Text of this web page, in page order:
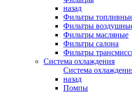
назад
Фильтры
Фильтры
Фильтры масляные
Фильтры салона
Фильтры
Система охлаждения
Система
назад
Помпы